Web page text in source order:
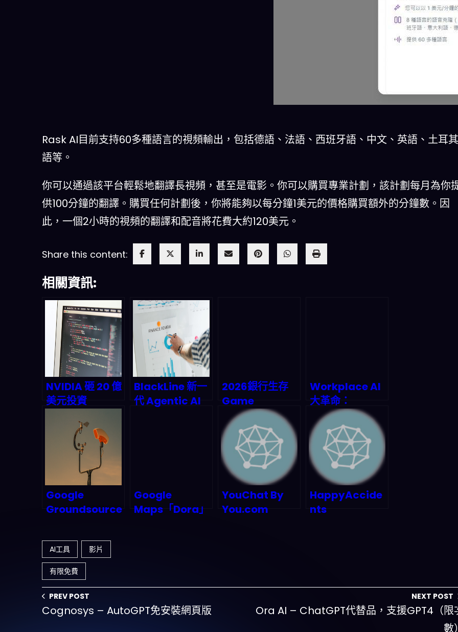
Rask AI目前支持60多種語言的視頻輸出，包括德語、法語、西班牙語、中文、英語、土耳其
語等。
你可以通過該平台輕鬆地翻譯長視頻，甚至是電影。你可以購買專業計劃，該計劃每月為你
供100分鐘的翻譯。購買任何計劃後，你將能夠以每分鐘1美元的價格購買額外的分鐘數。因
此，一個2小時的視頻的翻譯和配音將花費大約120美元。
Share this content:
相關資訊:
NVIDIA 砸 20 億
美元投資
Neocloud 革命
與 AI 數據中心的
下一個戰場
BlackLine 新一
代 Agentic AI
2026銀行生存
Game
Changer：AI
整合人才與技術
的終極配方
Workplace AI
大革命：
Google
Gemini 如何重
新定義生產力工
具？2026年深度
實測與市場預測
Google
Groundsource
預測遇上
Agenda
2030，一場改變
災害應對格局的
技術海嘯
Google
Maps「Dora」
YouChat By
You.com
HappyAccide
nts
AI工具 影片
有限免費
PREV POST
Cognosys – AutoGPT免安裝網頁版
NEXT POST
Ora AI – ChatGPT代替品，支援GPT4（限
數